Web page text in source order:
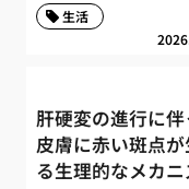
生活
肝硬変の進行に伴
皮膚に赤い斑点が
る生理的なメカ